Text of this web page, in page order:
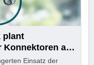
plant
Konnektoren ab
Einsatz der